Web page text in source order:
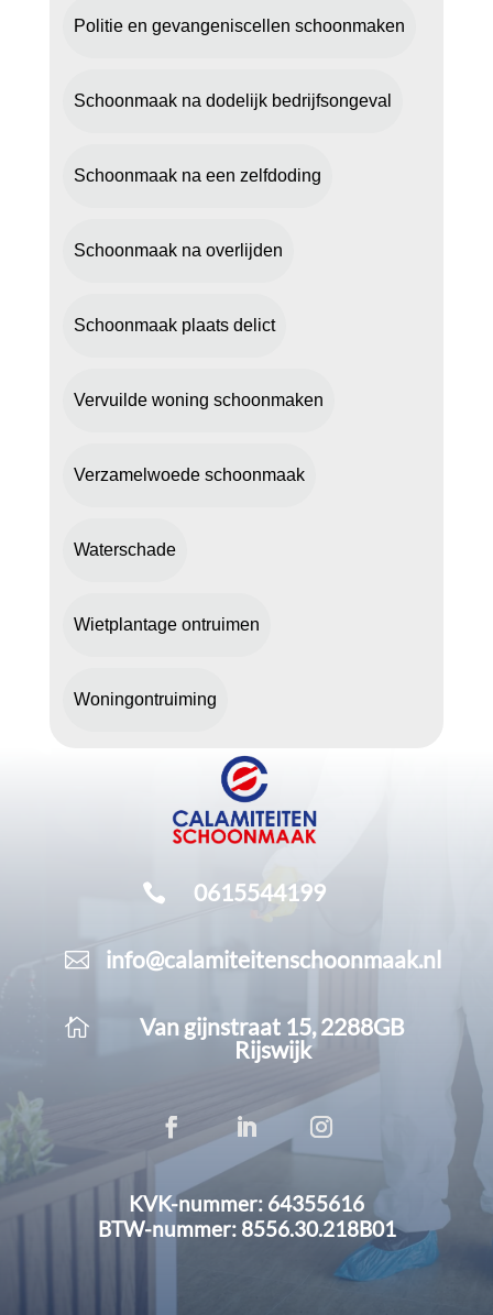
Politie en gevangeniscellen schoonmaken
Schoonmaak na dodelijk bedrijfsongeval
Schoonmaak na een zelfdoding
Schoonmaak na overlijden
Schoonmaak plaats delict
Vervuilde woning schoonmaken
Verzamelwoede schoonmaak
Waterschade
Wietplantage ontruimen
Woningontruiming
 0615544199
 info@calamiteitenschoonmaak.nl

Van gijnstraat 15, 2288GB
Rijswijk
KVK-nummer: 64355616
BTW-nummer: 8556.30.218B01